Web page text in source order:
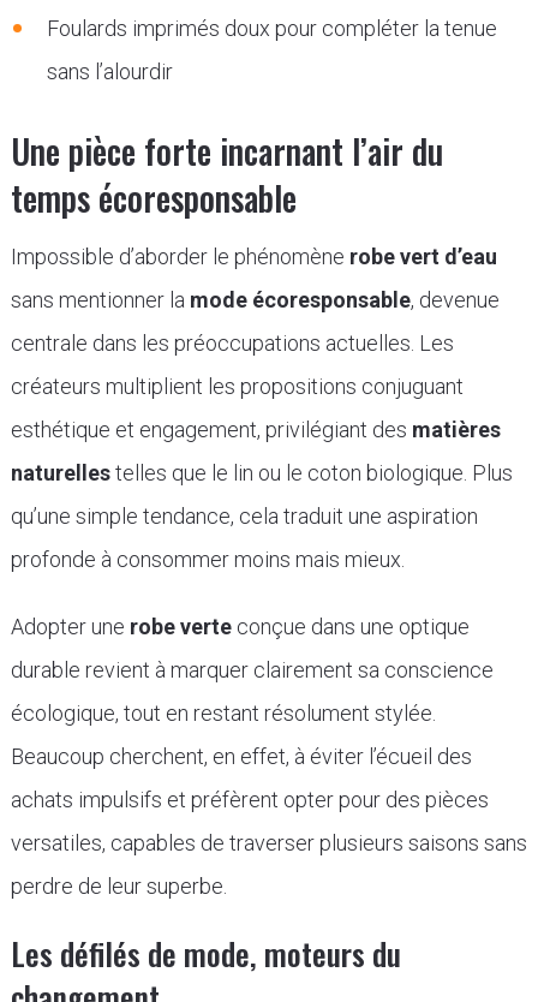
Foulards imprimés doux pour compléter la tenue
sans l’alourdir
Une pièce forte incarnant l’air du
temps écoresponsable
Impossible d’aborder le phénomène robe vert d’eau
sans mentionner la mode écoresponsable, devenue
centrale dans les préoccupations actuelles. Les
créateurs multiplient les propositions conjuguant
esthétique et engagement, privilégiant des matières
naturellestelles que le lin ou le coton biologique. Plus
qu’une simple tendance, cela traduit une aspiration
profonde à consommer moins mais mieux.
Adopter une robe verteconçue dans une optique
durable revient à marquer clairement sa conscience
écologique, tout en restant résolument stylée.
Beaucoup cherchent, en effet, à éviter l’écueil des
achats impulsifs et préfèrent opter pour des pièces
versatiles, capables de traverser plusieurs saisons sans
perdre de leur superbe.
Les défilés de mode, moteurs du